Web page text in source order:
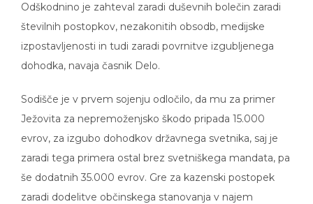
Odškodnino je zahteval zaradi duševnih bolečin zaradi
številnih postopkov, nezakonitih obsodb, medijske
izpostavljenosti in tudi zaradi povrnitve izgubljenega
dohodka, navaja časnik Delo.
Sodišče je v prvem sojenju odločilo, da mu za primer
Ježovita za nepremoženjsko škodo pripada 15.000
evrov, za izgubo dohodkov državnega svetnika, saj je
zaradi tega primera ostal brez svetniškega mandata, pa
še dodatnih 35.000 evrov. Gre za kazenski postopek
zaradi dodelitve občinskega stanovanja v najem